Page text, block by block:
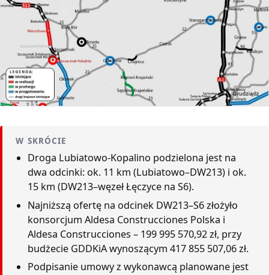
W SKRÓCIE
Droga Lubiatowo-Kopalino podzielona jest na
dwa odcinki: ok. 11 km (Lubiatowo–DW213) i ok.
15 km (DW213–węzeł Łęczyce na S6).
Najniższą ofertę na odcinek DW213–S6 złożyło
konsorcjum Aldesa Construcciones Polska i
Aldesa Construcciones – 199 995 570,92 zł, przy
budżecie GDDKiA wynoszącym 417 855 507,06 zł.
Podpisanie umowy z wykonawcą planowane jest